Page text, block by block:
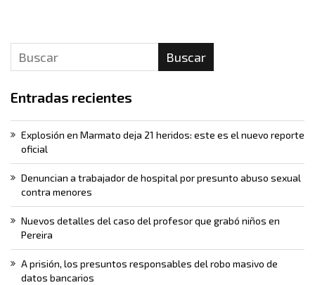
Buscar
Entradas recientes
Explosión en Marmato deja 21 heridos: este es el nuevo reporte
oficial
Denuncian a trabajador de hospital por presunto abuso sexual
contra menores
Nuevos detalles del caso del profesor que grabó niños en
Pereira
A prisión, los presuntos responsables del robo masivo de
datos bancarios